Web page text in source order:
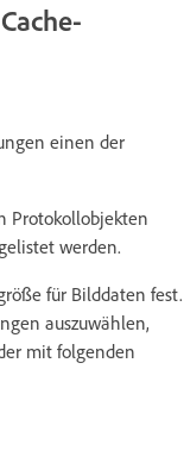
einen der
Protokollobjekten
werden.
für Bilddaten fest.
auszuwählen,
mit folgenden